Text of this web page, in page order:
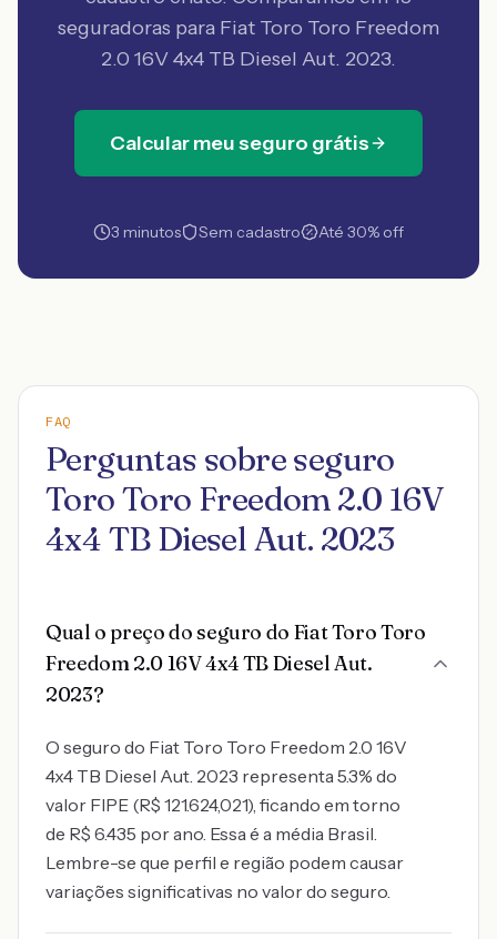
seguradoras para Fiat Toro Toro Freedom
2.0 16V 4x4 TB Diesel Aut. 2023.
Calcular meu seguro grátis
3 minutos Sem cadastro Até 30% off
FAQ
Perguntas sobre seguro
Toro Toro Freedom 2.0 16V
4x4 TB Diesel Aut. 2023
Qual o preço do seguro do Fiat Toro Toro
Freedom 2.0 16V 4x4 TB Diesel Aut.
2023?
O seguro do Fiat Toro Toro Freedom 2.0 16V
4x4 TB Diesel Aut. 2023 representa 5.3% do
valor FIPE (R$ 121.624,021), ficando em torno
de R$ 6.435 por ano. Essa é a média Brasil.
Lembre-se que perfil e região podem causar
variações significativas no valor do seguro.